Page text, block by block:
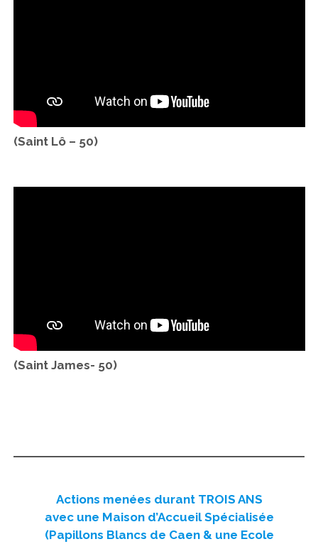
(Saint Lô – 50)
(Saint James- 50)
Actions menées durant TROIS ANS
avec une Maison d’Accueil Spécialisée
(Papillons Blancs de Caen & une Ecole